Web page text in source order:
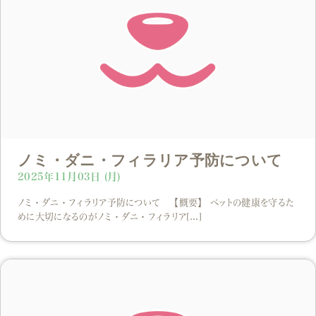
ノミ・ダニ・フィラリア予防について
2025年11月03日 (月)
ノミ・ダニ・フィラリア予防について 【概要】 ペットの健康を守るた
めに大切になるのがノミ・ダニ・フィラリア[...]